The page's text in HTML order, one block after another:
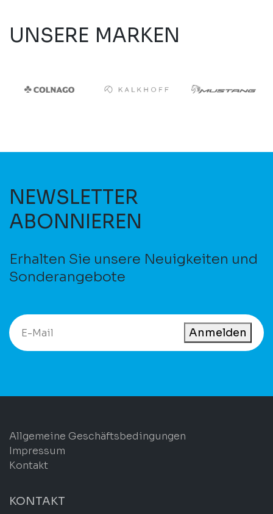
UNSERE MARKEN
NEWSLETTER
ABONNIEREN
Erhalten Sie unsere Neuigkeiten und
Sonderangebote
Anmelden
Allgemeine Geschäftsbedingungen
Impressum
Kontakt
KONTAKT